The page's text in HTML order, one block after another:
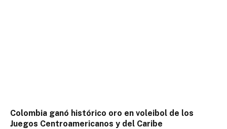
Colombia ganó histórico oro en voleibol de los
Juegos Centroamericanos y del Caribe